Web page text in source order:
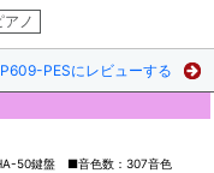
アノ
PESにレビューする
50鍵盤 ■音色数：307音色